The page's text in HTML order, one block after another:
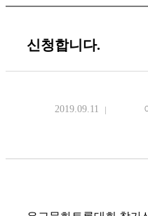
신청합니다.
2019.09.11